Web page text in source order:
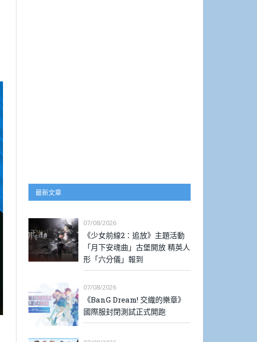
最新文章
07/08/2026
《少女前線2：追放》主題活動
「月下安魂曲」古堡開放 精英人
形「六分儀」報到
07/08/2026
《BanG Dream! 交織的樂章》
國際服封閉測試正式開跑